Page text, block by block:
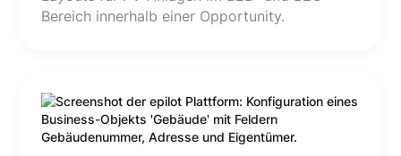
Bereich innerhalb einer Opportunity.